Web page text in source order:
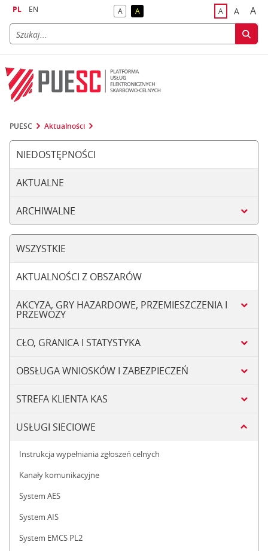
PL EN Akontrast domyślny
Akontrast żółty tekst na czarnym tle
Adomyślna
A A
PUESC Aktualności
NIEDOSTĘPNOŚCI
AKTUALNE
ARCHIWALNE
WSZYSTKIE
AKTUALNOŚCI Z OBSZARÓW
AKCYZA, GRY HAZARDOWE, PRZEMIESZCZENIA I
PRZEWOZY
CŁO, GRANICA I STATYSTYKA
OBSŁUGA WNIOSKÓW I ZABEZPIECZEŃ
STREFA KLIENTA KAS
USŁUGI SIECIOWE
Instrukcja wypełniania zgłoszeń celnych
Kanały komunikacyjne
System AES
System AIS
System EMCS PL2